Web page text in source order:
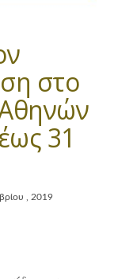
στο
31
, 2019